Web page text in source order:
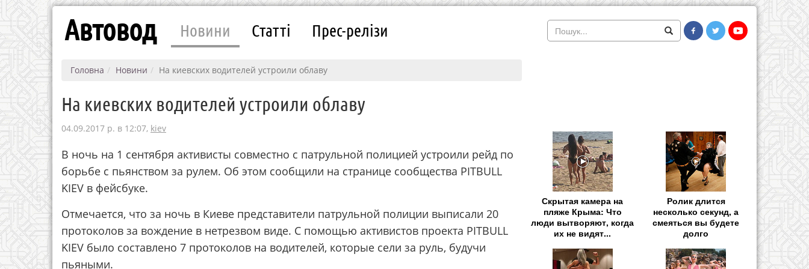
Автовод Новини Статті Прес-релізи
Головна Новини На киевских водителей устроили облаву
На киевских водителей устроили облаву
04.09.2017 р. в 12:07, kiev
В ночь на 1 сентября активисты совместно с патрульной полицией устроили рейд по
борьбе с пьянством за рулем. Об этом сообщили на странице сообщества PITBULL
KIEV в фейсбуке.
Отмечается, что за ночь в Киеве представители патрульной полиции выписали 20
протоколов за вождение в нетрезвом виде. С помощью активистов проекта PITBULL
KIEV было составлено 7 протоколов на водителей, которые сели за руль, будучи
пьяными.
Скрытая камера на
пляже Крыма: Что
люди вытворяют, когда
их не видят...
Ролик длится
несколько секунд, а
смеяться вы будете
долго